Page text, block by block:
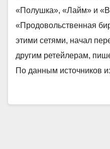
«Полушка», «Лайм» и
«Продовольственная
этими сетями, начал
другим ретейлерам,
По данным источников